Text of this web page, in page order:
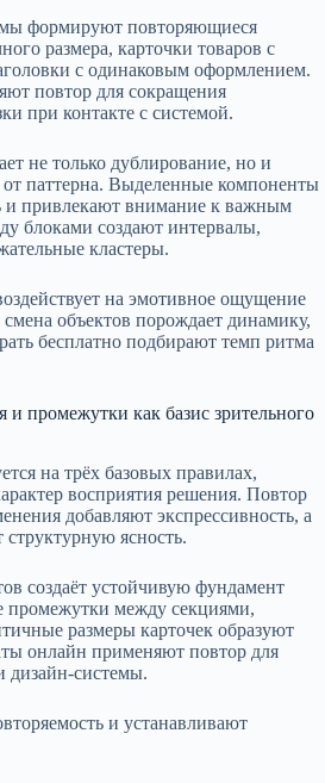
формируют повторяющиеся
размера, карточки товаров с
с одинаковым оформлением.
повтор для сокращения
при контакте с системой.
не только дублирование, но и
паттерна. Выделенные компоненты
и привлекают внимание к важным
блоками создают интервалы,
кластеры.
на эмотивное ощущение
объектов порождает динамику,
бесплатно подбирают темп ритма
промежутки как базис зрительного
на трёх базовых правилах,
восприятия решения. Повтор
добавляют экспрессивность, а
ясность.
создаёт устойчивую фундамент
между секциями,
размеры карточек образуют
онлайн применяют повтор для
дизайн-системы.
и устанавливают